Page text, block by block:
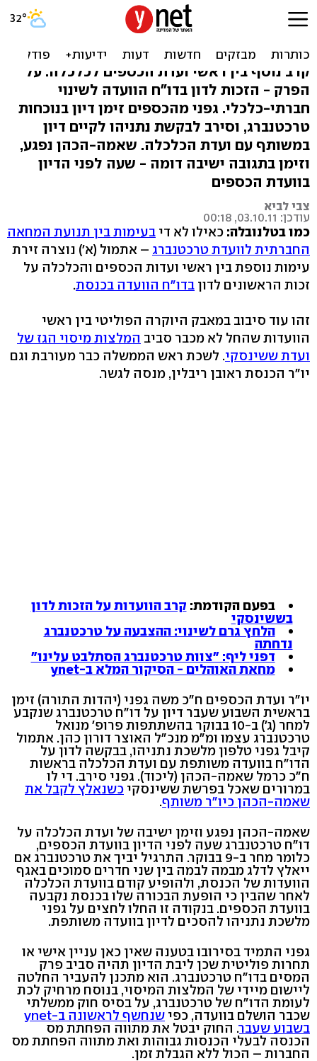
ועדות הכנסת שוב רבות,
והפעם על טרכטנברג
קרב נוסף בין ראשי ועדת הכספים לכלכלה. על
הפרק - הזכות לדון בדו"ח הוועדה לשינוי
חברתי-כלכלי. גפני מהכספים זימן דיון בנוכחות
טרכטנברג, וסירב לבקשת נתניהו לקיים דיון
במשותף עם ועדת הכלכלה. שאמה-הכהן נפגע,
וזימן בתגובה ישיבה דומה - שעה לפני הדיון
בוועדת הכספים
צבי לביא
עודכן: 03.10.11, 00:18
כמו בטלנובלה: כאילו לא די בעימות בין תנועת המחאה
החברתית לוועדת טרכטנברג – אתמול (א') נוצרה זירת
עימות נוספת בין ראשי ועדות הכספים והכלכלה על
זכות הראשונים לדון בדו"ח הוועדה בכנסת.
זהו עוד סיבוב במאבק היוקרה הפוליטי בין ראשי
הוועדות שהחל לא מכבר סביב המלצות מיסוי הגז של
ועדת ששינסקי. לשכת ראש הממשלה כבר מעורבת וגם
יו"ר הכנסת ראובן ריבלין, מנסה לגשר.
בפעם הקודמת: קרב הוועדות על הזכות לדון
בששינסקי
הלחץ גרם לשינוי: ההצבעה על טרכטנברג
נדחתה
דפני ליף: "צוות טרכטנברג הסתלבט עלינו"
מחאת האוהלים - הסיקור המלא ב-ynet
יו"ר ועדת הכספים ח"כ משה גפני (יהדות התורה) זימן
בראשית השבוע שעבר דיון על דו"ח טרכטנברג שנקבע
למחר (ג') ב-10 בבוקר בהשתתפות פרופ' מנואל
טרכטנברג עצמו ומ"מ מנכ"ל האוצר דורון כהן. אתמול
קיבל גפני טלפון מלשכת נתניהו, בבקשה לדון על
הדו"ח בוועדה משותפת עם ועדת הכלכלה בראשות
ח"כ כרמל שאמה-הכהן (ליכוד). גפני סירב. די לו
במרורים שאכל בפרשת ששינסקי כשנאלץ לקבל את
שאמה-הכהן כיו"ר משותף.
שאמה-הכהן נפגע וזימן ישיבה של ועדת הכלכלה על
דו"ח טרכטנברג שעה לפני הדיון בוועדת הכספים,
כלומר מחר ב-9 בבוקר. התרגיל יביך את טרכטנברג אם
ייאלץ לדלג מבמה לבמה בין שני חדרים סמוכים באגף
הוועדות של הכנסת, ולהופיע קודם בוועדת הכלכלה
לאחר שהבין כי הופעת הבכורה שלו בכנסת נקבעה
בוועדת הכספים. בנקודה זו החלו לחצים על גפני
מלשכת נתניהו להסכים לדיון בוועדה משותפת.
גפני התמיד בסירובו בטענה שאין כאן עניין אישי או
תחרות פוליטית שכן ליבת הדיון תהיה סביב פרק
המסים בדו"ח טרכטנברג. הוא מתכנן להעביר החלטה
ליישום מיידי של המלצות המיסוי, בנוסח מרחיק לכת
לעומת הדו"ח של טרכטנברג, על בסיס חוק ממשלתי
שכבר הושלם בוועדה, כפי שנחשף לראשונה ב-ynet
בשבוע שעבר. החוק יבטל את מתווה הפחתת מס
הכנסה לבעלי הכנסות גבוהות ואת מתווה הפחתת מס
החברות – הכול ללא הגבלת זמן.